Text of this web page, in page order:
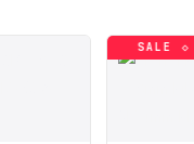
SALE ◇